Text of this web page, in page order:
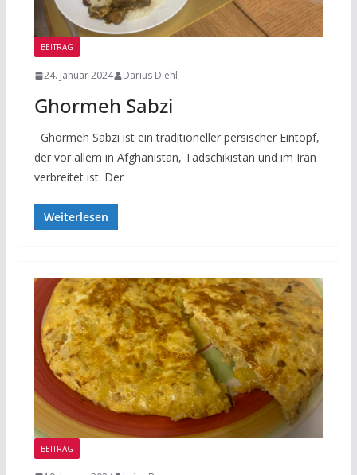
BEITRAG
24. Januar 2024 Darius Diehl
Ghormeh Sabzi
Ghormeh Sabzi ist ein traditioneller persischer Eintopf,
der vor allem in Afghanistan, Tadschikistan und im Iran
verbreitet ist. Der
Weiterlesen
BEITRAG